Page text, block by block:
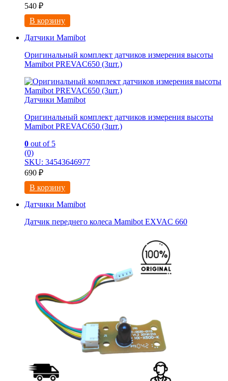
540 ₽
В корзину
Датчики Mamibot
Оригинальный комплект датчиков измерения высоты
Mamibot PREVAC650 (3шт.)
Датчики Mamibot
Оригинальный комплект датчиков измерения высоты
Mamibot PREVAC650 (3шт.)
0 out of 5
(0)
SKU: 34543646977
690 ₽
В корзину
Датчики Mamibot
Датчик переднего колеса Mamibot EXVAC 660